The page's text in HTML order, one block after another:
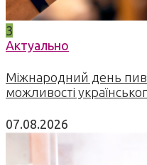
3
Актуально
Міжнародний день
можливості
07.08.2026